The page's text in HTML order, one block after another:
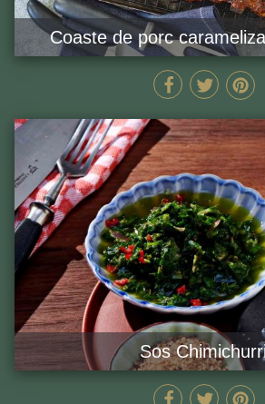
Coaste de porc
155 MIN GĂTEȘTE
Sos
MIN GĂTEȘTE